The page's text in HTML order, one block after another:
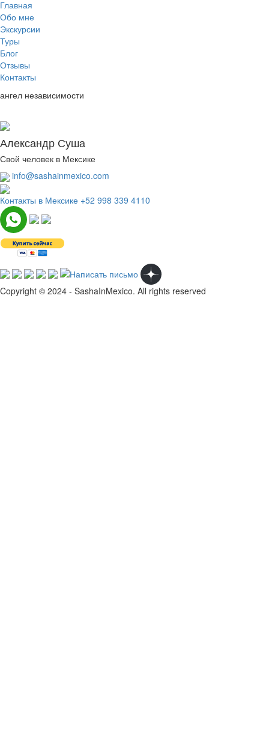
Главная
Обо мне
Экскурсии
Туры
Блог
Отзывы
Контакты
ангел независимости
Александр Суша
Свой человек в Мексике
info@sashainmexico.com
Контакты в Мексике +52 998 339 4110
Copyright © 2024 - SashaInMexico. All rights reserved